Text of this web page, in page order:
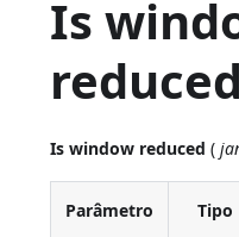
Is
reduced
Is window reduced (
Parâmetro Tipo